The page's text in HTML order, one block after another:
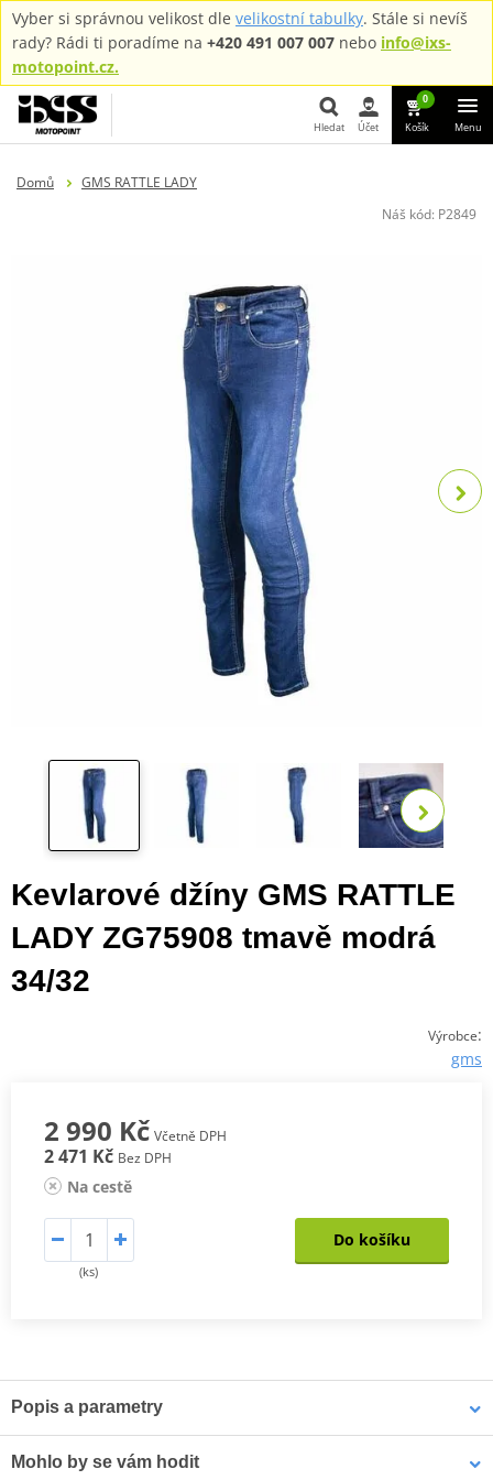
Vyber si správnou velikost dle velikostní tabulky. Stále si nevíš
rady? Rádi ti poradíme na +420 491 007 007 nebo info@ixs-
motopoint.cz.
Hledat Účet
0
Košík Menu
Domů
GMS RATTLE LADY
Náš kód: P2849
Kevlarové džíny GMS RATTLE
LADY ZG75908 tmavě modrá
34/32
Výrobce:
gms
2 990 Kč Včetně DPH
2 471 Kč Bez DPH
Na cestě
(ks)
Do košíku
Popis a parametry
Mohlo by se vám hodit